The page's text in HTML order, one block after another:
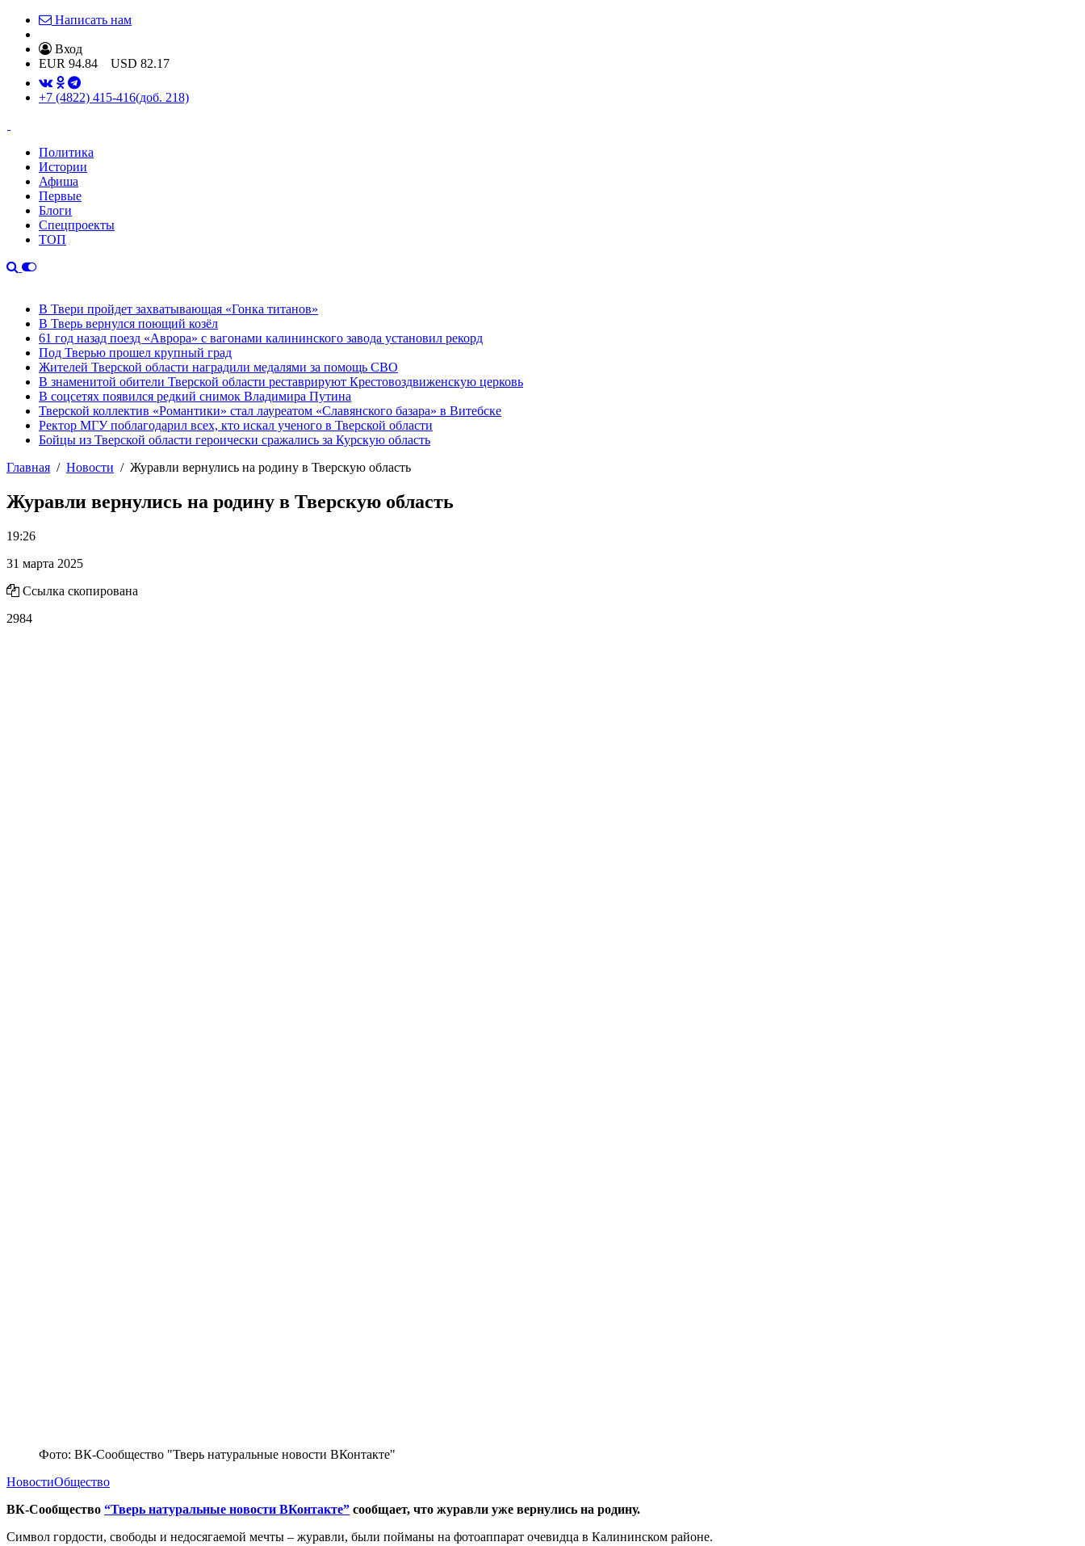
Написать нам
Вход
EUR 94.84 USD 82.17
+7 (4822) 415-416(доб. 218)
Политика
Истории
Афиша
Первые
Блоги
Спецпроекты
ТОП
В Твери пройдет захватывающая «Гонка титанов»
В Тверь вернулся поющий козёл
61 год назад поезд «Аврора» с вагонами калининского завода установил рекорд
Под Тверью прошел крупный град
Жителей Тверской области наградили медалями за помощь СВО
В знаменитой обители Тверской области реставрируют Крестовоздвиженскую церковь
В соцсетях появился редкий снимок Владимира Путина
Тверской коллектив «Романтики» стал лауреатом «Славянского базара» в Витебске
Ректор МГУ поблагодарил всех, кто искал ученого в Тверской области
Бойцы из Тверской области героически сражались за Курскую область
Главная
Новости Журавли вернулись на родину в Тверскую область
Журавли вернулись на родину в Тверскую область
19:26
31 марта 2025
Ссылка скопирована
2984
Фото: ВК-Сообщество "Тверь натуральные новости ВКонтакте"
НовостиОбщество
ВК-Сообщество “Тверь натуральные новости ВКонтакте” сообщает, что журавли уже вернулись на родину.
Символ гордости, свободы и недосягаемой мечты – журавли, были пойманы на фотоаппарат очевидца в Калининском районе.